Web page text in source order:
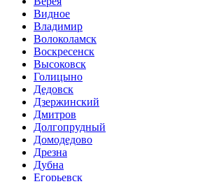
Видное
Владимир
Волоколамск
Воскресенск
Высоковск
Голицыно
Дедовск
Дзержинский
Дмитров
Долгопрудный
Домодедово
Дрезна
Дубна
Егорьевск